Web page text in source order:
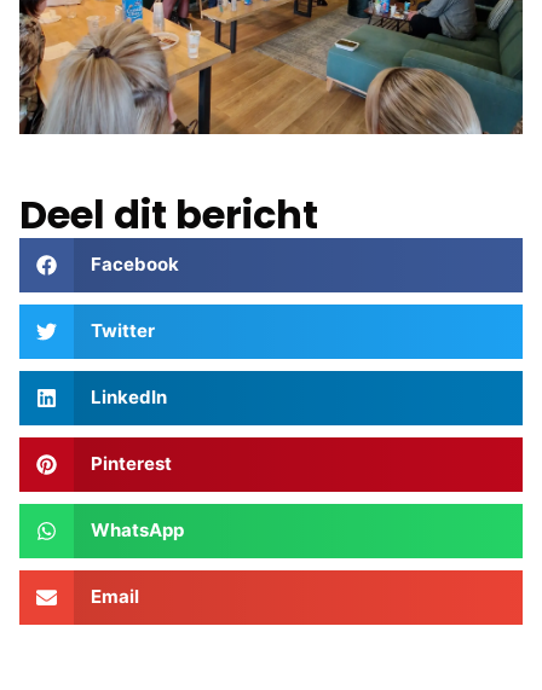
Deel dit bericht
Facebook
Twitter
LinkedIn
Pinterest
WhatsApp
Email